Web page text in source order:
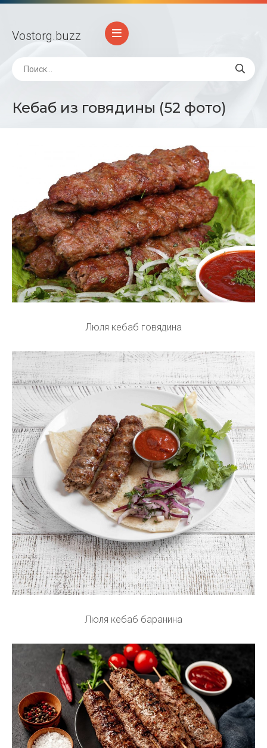
Vostorg.buzz
Кебаб из говядины (52 фото)
Люля кебаб говядина
Люля кебаб баранина